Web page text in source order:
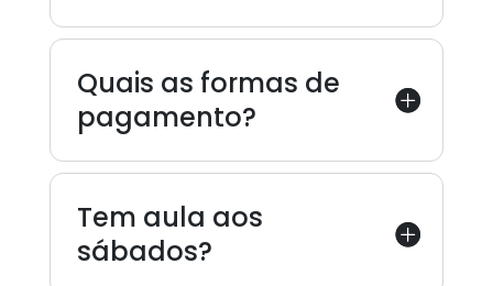
Quais as formas de
pagamento?
Tem aula aos
sábados?